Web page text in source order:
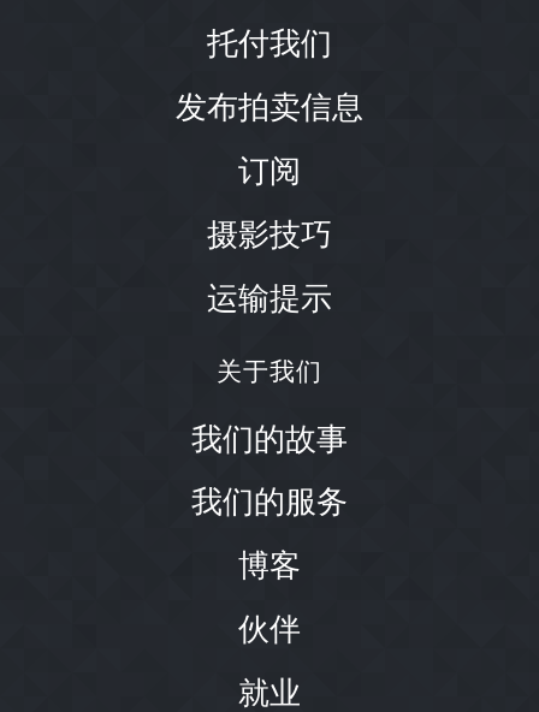
托付我们
发布拍卖信息
订阅
摄影技巧
运输提示
关于我们
我们的故事
我们的服务
博客
伙伴
就业